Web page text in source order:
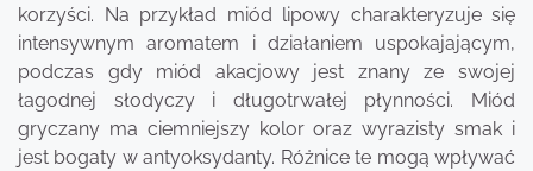
korzyści. Na przykład miód lipowy charakteryzuje się
intensywnym aromatem i działaniem uspokajającym,
podczas gdy miód akacjowy jest znany ze swojej
łagodnej słodyczy i długotrwałej płynności. Miód
gryczany ma ciemniejszy kolor oraz wyrazisty smak i
jest bogaty w antyoksydanty. Różnice te mogą wpływać